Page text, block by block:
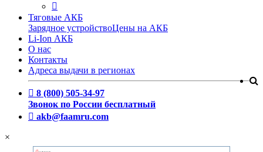
Тяговые АКБ
Зарядное устройствоЦены на АКБ
Li-Ion АКБ
О нас
Контакты
Адреса выдачи в регионах
8 (800) 505-34-97
Звонок по России бесплатный
akb@faamru.com
×